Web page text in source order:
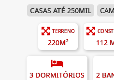
CASAS ATÉ 250MIL
TERRENO
220M² 112
3 DORMITÓRIOS 2